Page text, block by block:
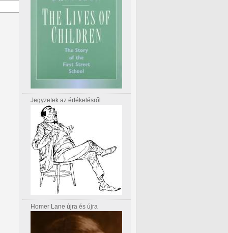
Jegyzetek az értékelésről
Homer Lane újra és újra